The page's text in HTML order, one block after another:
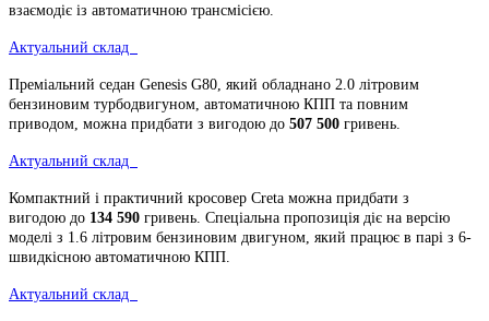
взаємодіє із автоматичною трансмісією.
Актуальний склад
Преміальний седан Genesis G80, який обладнано 2.0 літровим
бензиновим турбодвигуном, автоматичною КПП та повним
приводом, можна придбати з вигодою до 507 500 гривень
Актуальний склад
Компактний і практичний кросовер Creta можна придбати з
вигодою до 134 590 гривень . Спеціальна пропозиція діє на версію
моделі з 1.6 літровим бензиновим двигуном, який працює в парі з 6-
швидкісною автоматичною КПП.
Актуальний склад